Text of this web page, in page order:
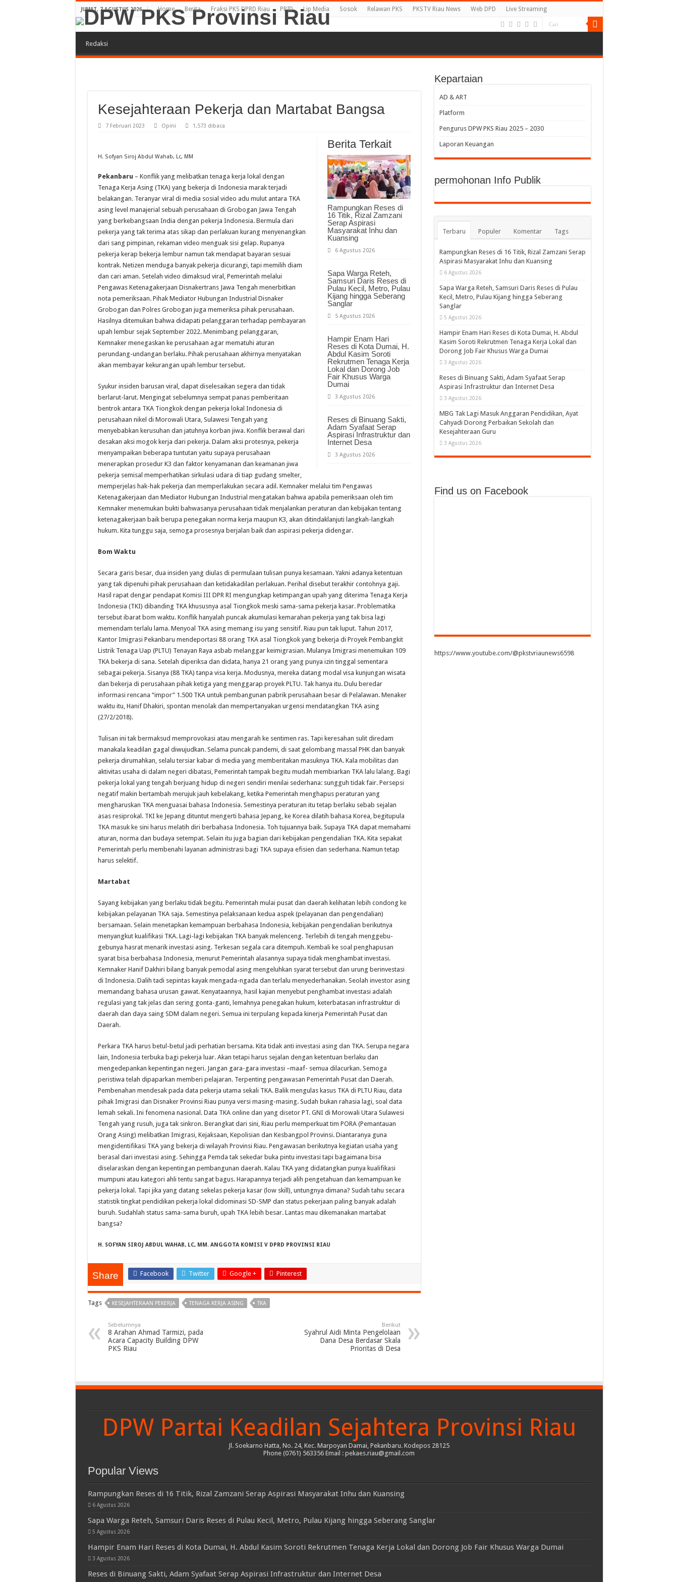
JUMAT, 7 AGUSTUS 2026 Home Berita Fraksi PKS DPRD Riau PPID Lip Media Sosok Relawan PKS PKSTV Riau News Web DPD Live Streaming
Redaksi
Kesejahteraan Pekerja dan Martabat Bangsa
7 Februari 2023 Opini 1,573 dibaca
Berita Terkait
Rampungkan Reses di
16 Titik, Rizal Zamzani
Serap Aspirasi
Masyarakat Inhu dan
Kuansing
6 Agustus 2026
Sapa Warga Reteh,
Samsuri Daris Reses di
Pulau Kecil, Metro, Pulau
Kijang hingga Seberang
Sanglar
5 Agustus 2026
Hampir Enam Hari
Reses di Kota Dumai, H.
Abdul Kasim Soroti
Rekrutmen Tenaga Kerja
Lokal dan Dorong Job
Fair Khusus Warga
Dumai
3 Agustus 2026
Reses di Binuang Sakti,
Adam Syafaat Serap
Aspirasi Infrastruktur dan
Internet Desa
3 Agustus 2026
H. Sofyan Siroj Abdul Wahab, Lc, MM
Pekanbaru – Konflik yang melibatkan tenaga kerja lokal dengan
Tenaga Kerja Asing (TKA) yang bekerja di Indonesia marak terjadi
belakangan. Teranyar viral di media sosial video adu mulut antara TKA
asing level manajerial sebuah perusahaan di Grobogan Jawa Tengah
yang berkebangsaan India dengan pekerja Indonesia. Bermula dari
pekerja yang tak terima atas sikap dan perlakuan kurang menyenangkan
dari sang pimpinan, rekaman video menguak sisi gelap. Rupanya
pekerja kerap bekerja lembur namun tak mendapat bayaran sesuai
kontrak. Netizen menduga banyak pekerja dicurangi, tapi memilih diam
dan cari aman. Setelah video dimaksud viral, Pemerintah melalui
Pengawas Ketenagakerjaan Disnakertrans Jawa Tengah menerbitkan
nota pemeriksaan. Pihak Mediator Hubungan Industrial Disnaker
Grobogan dan Polres Grobogan juga memeriksa pihak perusahaan.
Hasilnya ditemukan bahwa didapati pelanggaran terhadap pembayaran
upah lembur sejak September 2022. Menimbang pelanggaran,
Kemnaker menegaskan ke perusahaan agar mematuhi aturan
perundang-undangan berlaku. Pihak perusahaan akhirnya menyatakan
akan membayar kekurangan upah lembur tersebut.
Syukur insiden barusan viral, dapat diselesaikan segera dan tidak
berlarut-larut. Mengingat sebelumnya sempat panas pemberitaan
bentrok antara TKA Tiongkok dengan pekerja lokal Indonesia di
perusahaan nikel di Morowali Utara, Sulawesi Tengah yang
menyebabkan kerusuhan dan jatuhnya korban jiwa. Konflik berawal dari
desakan aksi mogok kerja dari pekerja. Dalam aksi protesnya, pekerja
menyampaikan beberapa tuntutan yaitu supaya perusahaan
menerapkan prosedur K3 dan faktor kenyamanan dan keamanan jiwa
pekerja semisal memperhatikan sirkulasi udara di tiap gudang smelter,
memperjelas hak-hak pekerja dan memperlakukan secara adil. Kemnaker melalui tim Pengawas
Ketenagakerjaan dan Mediator Hubungan Industrial mengatakan bahwa apabila pemeriksaan oleh tim
Kemnaker menemukan bukti bahwasanya perusahaan tidak menjalankan peraturan dan kebijakan tentang
ketenagakerjaan baik berupa penegakan norma kerja maupun K3, akan ditindaklanjuti langkah-langkah
hukum. Kita tunggu saja, semoga prosesnya berjalan baik dan aspirasi pekerja didengar.
Bom Waktu
Secara garis besar, dua insiden yang diulas di permulaan tulisan punya kesamaan. Yakni adanya ketentuan
yang tak dipenuhi pihak perusahaan dan ketidakadilan perlakuan. Perihal disebut terakhir contohnya gaji.
Hasil rapat dengar pendapat Komisi III DPR RI mengungkap ketimpangan upah yang diterima Tenaga Kerja
Indonesia (TKI) dibanding TKA khususnya asal Tiongkok meski sama-sama pekerja kasar. Problematika
tersebut ibarat bom waktu. Konflik hanyalah puncak akumulasi kemarahan pekerja yang tak bisa lagi
memendam terlalu lama. Menyoal TKA asing memang isu yang sensitif. Riau pun tak luput. Tahun 2017,
Kantor Imigrasi Pekanbaru mendeportasi 88 orang TKA asal Tiongkok yang bekerja di Proyek Pembangkit
Listrik Tenaga Uap (PLTU) Tenayan Raya asbab melanggar keimigrasian. Mulanya Imigrasi menemukan 109
TKA bekerja di sana. Setelah diperiksa dan didata, hanya 21 orang yang punya izin tinggal sementara
sebagai pekerja. Sisanya (88 TKA) tanpa visa kerja. Modusnya, mereka datang modal visa kunjungan wisata
dan bekerja di perusahaan pihak ketiga yang menggarap proyek PLTU. Tak hanya itu. Dulu beredar
informasi rencana “impor” 1.500 TKA untuk pembangunan pabrik perusahaan besar di Pelalawan. Menaker
waktu itu, Hanif Dhakiri, spontan menolak dan mempertanyakan urgensi mendatangkan TKA asing
(27/2/2018).
Tulisan ini tak bermaksud memprovokasi atau mengarah ke sentimen ras. Tapi keresahan sulit diredam
manakala keadilan gagal diwujudkan. Selama puncak pandemi, di saat gelombang massal PHK dan banyak
pekerja dirumahkan, selalu tersiar kabar di media yang memberitakan masuknya TKA. Kala mobilitas dan
aktivitas usaha di dalam negeri dibatasi, Pemerintah tampak begitu mudah membiarkan TKA lalu lalang. Bagi
pekerja lokal yang tengah berjuang hidup di negeri sendiri menilai sederhana: sungguh tidak fair. Persepsi
negatif makin bertambah merujuk jauh kebelakang, ketika Pemerintah menghapus peraturan yang
mengharuskan TKA menguasai bahasa Indonesia. Semestinya peraturan itu tetap berlaku sebab sejalan
asas resiprokal. TKI ke Jepang dituntut mengerti bahasa Jepang, ke Korea dilatih bahasa Korea, begitupula
TKA masuk ke sini harus melatih diri berbahasa Indonesia. Toh tujuannya baik. Supaya TKA dapat memahami
aturan, norma dan budaya setempat. Selain itu juga bagian dari kebijakan pengendalian TKA. Kita sepakat
Pemerintah perlu membenahi layanan administrasi bagi TKA supaya efisien dan sederhana. Namun tetap
harus selektif.
Martabat
Sayang kebijakan yang berlaku tidak begitu. Pemerintah mulai pusat dan daerah kelihatan lebih condong ke
kebijakan pelayanan TKA saja. Semestinya pelaksanaan kedua aspek (pelayanan dan pengendalian)
bersamaan. Selain menetapkan kemampuan berbahasa Indonesia, kebijakan pengendalian berikutnya
menyangkut kualifikasi TKA. Lagi-lagi kebijakan TKA banyak melenceng. Terlebih di tengah menggebu-
gebunya hasrat menarik investasi asing. Terkesan segala cara ditempuh. Kembali ke soal penghapusan
syarat bisa berbahasa Indonesia, menurut Pemerintah alasannya supaya tidak menghambat investasi.
Kemnaker Hanif Dakhiri bilang banyak pemodal asing mengeluhkan syarat tersebut dan urung berinvestasi
di Indonesia. Dalih tadi sepintas kayak mengada-ngada dan terlalu menyederhanakan. Seolah investor asing
memandang bahasa urusan gawat. Kenyataannya, hasil kajian menyebut penghambat investasi adalah
regulasi yang tak jelas dan sering gonta-ganti, lemahnya penegakan hukum, keterbatasan infrastruktur di
daerah dan daya saing SDM dalam negeri. Semua ini terpulang kepada kinerja Pemerintah Pusat dan
Daerah.
Perkara TKA harus betul-betul jadi perhatian bersama. Kita tidak anti investasi asing dan TKA. Serupa negara
lain, Indonesia terbuka bagi pekerja luar. Akan tetapi harus sejalan dengan ketentuan berlaku dan
mengedepankan kepentingan negeri. Jangan gara-gara investasi –maaf- semua dilacurkan. Semoga
peristiwa telah dipaparkan memberi pelajaran. Terpenting pengawasan Pemerintah Pusat dan Daerah.
Pembenahan mendesak pada data pekerja utama sekali TKA. Balik mengulas kasus TKA di PLTU Riau, data
pihak Imigrasi dan Disnaker Provinsi Riau punya versi masing-masing. Sudah bukan rahasia lagi, soal data
lemah sekali. Ini fenomena nasional. Data TKA online dan yang disetor PT. GNI di Morowali Utara Sulawesi
Tengah yang rusuh, juga tak sinkron. Berangkat dari sini, Riau perlu memperkuat tim PORA (Pemantauan
Orang Asing) melibatkan Imigrasi, Kejaksaan, Kepolisian dan Kesbangpol Provinsi. Diantaranya guna
mengidentifikasi TKA yang bekerja di wilayah Provinsi Riau. Pengawasan berikutnya kegiatan usaha yang
berasal dari investasi asing. Sehingga Pemda tak sekedar buka pintu investasi tapi bagaimana bisa
diselaraskan dengan kepentingan pembangunan daerah. Kalau TKA yang didatangkan punya kualifikasi
mumpuni atau kategori ahli tentu sangat bagus. Harapannya terjadi alih pengetahuan dan kemampuan ke
pekerja lokal. Tapi jika yang datang sekelas pekerja kasar (low skill), untungnya dimana? Sudah tahu secara
statistik tingkat pendidikan pekerja lokal didominasi SD-SMP dan status pekerjaan paling banyak adalah
buruh. Sudahlah status sama-sama buruh, upah TKA lebih besar. Lantas mau dikemanakan martabat
bangsa?
H. SOFYAN SIROJ ABDUL WAHAB, LC, MM. ANGGOTA KOMISI V DPRD PROVINSI RIAU
Share Facebook Twitter Google + Pinterest
Tags KESEJAHTERAAN PEKERJA TENAGA KERJA ASING TKA
Sebelumnya
8 Arahan Ahmad Tarmizi, pada
Acara Capacity Building DPW
PKS Riau
Berikut
Syahrul Aidi Minta Pengelolaan
Dana Desa Berdasar Skala
Prioritas di Desa
Kepartaian
AD & ART
Platform
Pengurus DPW PKS Riau 2025 – 2030
Laporan Keuangan
permohonan Info Publik
Terbaru Populer Komentar Tags
Rampungkan Reses di 16 Titik, Rizal Zamzani Serap
Aspirasi Masyarakat Inhu dan Kuansing
6 Agustus 2026
Sapa Warga Reteh, Samsuri Daris Reses di Pulau
Kecil, Metro, Pulau Kijang hingga Seberang
Sanglar
5 Agustus 2026
Hampir Enam Hari Reses di Kota Dumai, H. Abdul
Kasim Soroti Rekrutmen Tenaga Kerja Lokal dan
Dorong Job Fair Khusus Warga Dumai
3 Agustus 2026
Reses di Binuang Sakti, Adam Syafaat Serap
Aspirasi Infrastruktur dan Internet Desa
3 Agustus 2026
MBG Tak Lagi Masuk Anggaran Pendidikan, Ayat
Cahyadi Dorong Perbaikan Sekolah dan
Kesejahteraan Guru
3 Agustus 2026
Find us on Facebook
https://www.youtube.com/@pkstvriaunews6598
DPW Partai Keadilan Sejahtera Provinsi Riau
Jl. Soekarno Hatta, No. 24, Kec. Marpoyan Damai, Pekanbaru. Kodepos 28125
Phone (0761) 563356 Email : pekaes.riau@gmail.com
Popular Views
Rampungkan Reses di 16 Titik, Rizal Zamzani Serap Aspirasi Masyarakat Inhu dan Kuansing
6 Agustus 2026
Sapa Warga Reteh, Samsuri Daris Reses di Pulau Kecil, Metro, Pulau Kijang hingga Seberang Sanglar
5 Agustus 2026
Hampir Enam Hari Reses di Kota Dumai, H. Abdul Kasim Soroti Rekrutmen Tenaga Kerja Lokal dan Dorong Job Fair Khusus Warga Dumai
3 Agustus 2026
Reses di Binuang Sakti, Adam Syafaat Serap Aspirasi Infrastruktur dan Internet Desa